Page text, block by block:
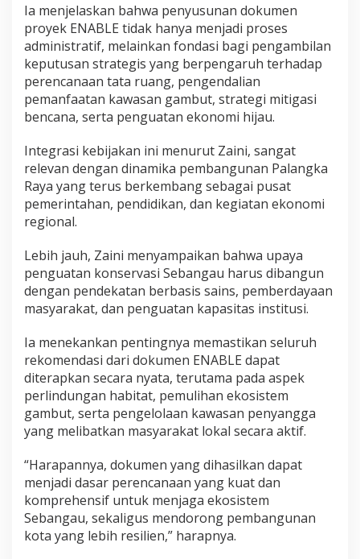
Ia menjelaskan bahwa penyusunan dokumen
proyek ENABLE tidak hanya menjadi proses
administratif, melainkan fondasi bagi pengambilan
keputusan strategis yang berpengaruh terhadap
perencanaan tata ruang, pengendalian
pemanfaatan kawasan gambut, strategi mitigasi
bencana, serta penguatan ekonomi hijau.
Integrasi kebijakan ini menurut Zaini, sangat
relevan dengan dinamika pembangunan Palangka
Raya yang terus berkembang sebagai pusat
pemerintahan, pendidikan, dan kegiatan ekonomi
regional.
Lebih jauh, Zaini menyampaikan bahwa upaya
penguatan konservasi Sebangau harus dibangun
dengan pendekatan berbasis sains, pemberdayaan
masyarakat, dan penguatan kapasitas institusi.
Ia menekankan pentingnya memastikan seluruh
rekomendasi dari dokumen ENABLE dapat
diterapkan secara nyata, terutama pada aspek
perlindungan habitat, pemulihan ekosistem
gambut, serta pengelolaan kawasan penyangga
yang melibatkan masyarakat lokal secara aktif.
“Harapannya, dokumen yang dihasilkan dapat
menjadi dasar perencanaan yang kuat dan
komprehensif untuk menjaga ekosistem
Sebangau, sekaligus mendorong pembangunan
kota yang lebih resilien,” harapnya.